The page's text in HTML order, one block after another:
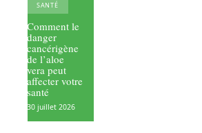
SANTÉ
Comment le
danger
cancérigène
de l’aloe
vera peut
affecter votre
santé
30 juillet 2026